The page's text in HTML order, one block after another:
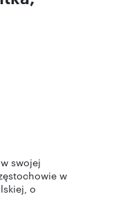
swojej
w
o